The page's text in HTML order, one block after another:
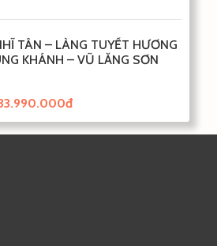
TÂN – LÀNG TUYẾT HƯƠNG
KHÁNH – VŨ LĂNG SƠN